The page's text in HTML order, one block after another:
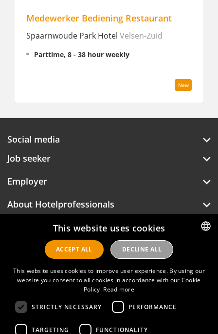
Restaurant
Zuid
Ontbijt medewerker FT
Hotel Des IndesThe Hague
Fulltime
Social media
Job seeker
Employer
About Hotelprofessionals
Hotelprofessionals
FAQ
Contact
ENGLISH
This website uses cookies
This website uses cookies to improve user experience. By using our
website you consent to all cookies in accordance with our Cookie
Policy. Read more
STRICTLY NECESSARY PERFORMANCE
TARGETING FUNCTIONALITY
ACCEPT ALL DECLINE ALL